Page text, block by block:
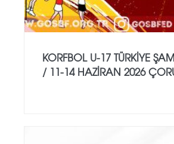
KORFBOL U-17 TÜRKİYE
/ 11-14 HAZİRAN 2026